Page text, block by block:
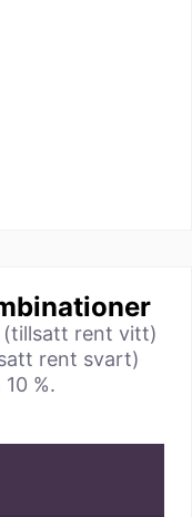
(tillsatt rent vitt)
rent svart)
%.